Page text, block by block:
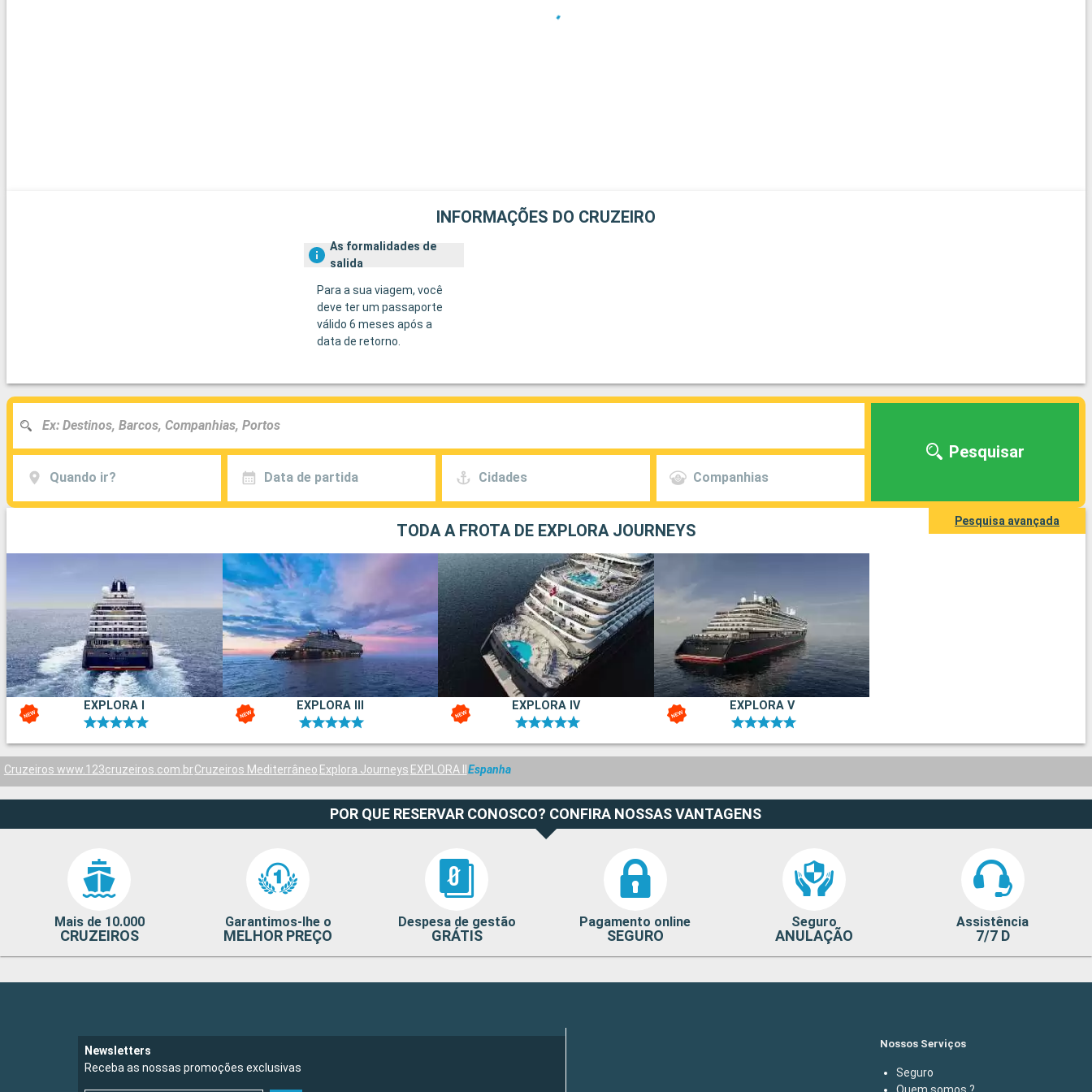
INFORMAÇÕES DO CRUZEIRO
As formalidades de
salida
Para a sua viagem, você
deve ter um passaporte
válido 6 meses após a
data de retorno.
Quando ir? Data de partida Cidades Companhias
Pesquisar
Pesquisa avançada
TODA A FROTA DE EXPLORA JOURNEYS
EXPLORA I EXPLORA III EXPLORA IV EXPLORA V
Cruzeiros www.123cruzeiros.com.brCruzeiros Mediterrâneo Explora Journeys EXPLORA II Espanha
POR QUE RESERVAR CONOSCO? CONFIRA NOSSAS VANTAGENS
Mais de 10.000
CRUZEIROS
Garantimos-lhe o
MELHOR PREÇO
Despesa de gestão
GRÁTIS
Pagamento online
SEGURO
Seguro
ANULAÇÃO
Assistência
7/7 D
Newsletters
Receba as nossas promoções exclusivas
Nossos Serviços
Seguro
Quem somos ?